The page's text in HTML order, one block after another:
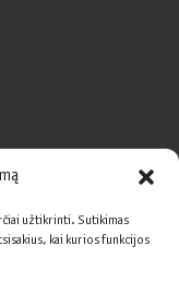
užtikrinti. Sutikimas
kai kurios funkcijos